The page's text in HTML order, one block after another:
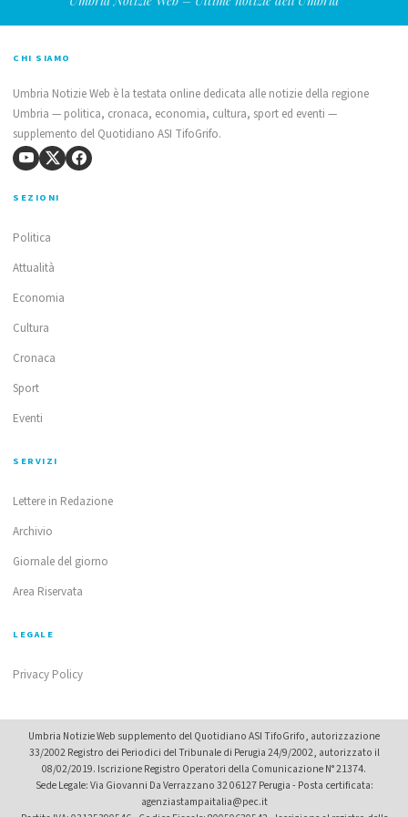
CHI SIAMO
Umbria Notizie Web è la testata online dedicata alle notizie della regione
Umbria — politica, cronaca, economia, cultura, sport ed eventi —
supplemento del Quotidiano ASI TifoGrifo.
SEZIONI
Politica
Attualità
Economia
Cultura
Cronaca
Sport
Eventi
SERVIZI
Lettere in Redazione
Archivio
Giornale del giorno
Area Riservata
LEGALE
Privacy Policy
Umbria Notizie Web supplemento del Quotidiano ASI TifoGrifo, autorizzazione
33/2002 Registro dei Periodici del Tribunale di Perugia 24/9/2002, autorizzato il
08/02/2019. Iscrizione Registro Operatori della Comunicazione N° 21374.
Sede Legale: Via Giovanni Da Verrazzano 32 06127 Perugia - Posta certificata:
agenziastampaitalia@pec.it